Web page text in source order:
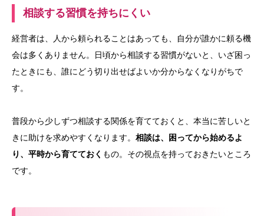
相談する習慣を持ちにくい
経営者は、人から頼られることはあっても、自分が誰かに頼る機
会は多くありません。日頃から相談する習慣がないと、いざ困っ
たときにも、誰にどう切り出せばよいか分からなくなりがちで
す。
普段から少しずつ相談する関係を育てておくと、本当に苦しいと
きに助けを求めやすくなります。 相談は、困ってから始めるよ
り、平時から育てておく もの。その視点を持っておきたいところ
です。